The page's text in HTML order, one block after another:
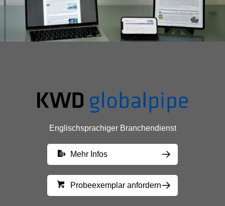
Englischsprachiger Branchendienst
Mehr Infos
Probeexemplar anfordern